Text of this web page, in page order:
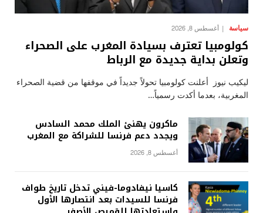
سياسة أغسطس 8, 2026
كولومبيا تعترف بسيادة المغرب على الصحراء
وتعلن بداية جديدة مع الرباط
ليكيب نيوز أعلنت كولومبيا تحولاً جديداً في موقفها من قضية الصحراء
المغربية، بعدما أكدت رسمياً…
ماكرون يهنئ الملك محمد السادس
ويجدد دعم فرنسا للشراكة مع المغرب
أغسطس 8, 2026
كاسيا نيفادوما-فيني تدخل تاريخ طواف
فرنسا للسيدات بعد انتصارها الأول